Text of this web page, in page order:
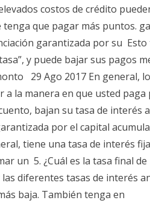
costos de crédito
que pagar más puntos.
garantizada por su Esto
y puede bajar sus pagos
29 Ago 2017 En general,
la manera en que usted
bajan su tasa de interés
por el capital
tiene una tasa de interés
un 5. ¿Cuál es la tasa final
diferentes tasas de interés
baja. También tenga en